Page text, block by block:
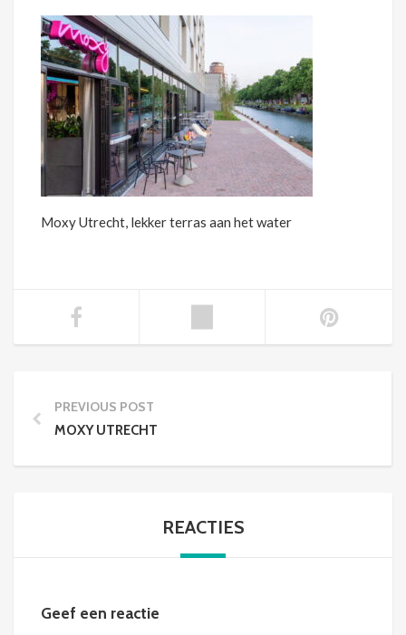
Moxy Utrecht, lekker terras aan het water
PREVIOUS POST
MOXY UTRECHT
REACTIES
Geef een reactie